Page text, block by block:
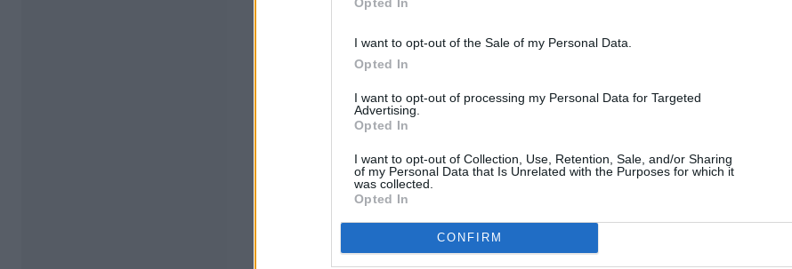
I want to opt-out of the Sale of my Personal Data.
Opted In
I want to opt-out of processing my Personal Data for Targeted
Advertising.
Opted In
I want to opt-out of Collection, Use, Retention, Sale, and/or Sharing
of my Personal Data that Is Unrelated with the Purposes for which it
was collected.
Opted In
CONFIRM